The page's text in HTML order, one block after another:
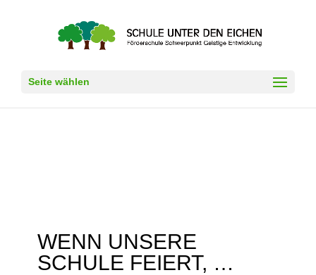
Seite wählen
WENN UNSERE
SCHULE FEIERT, …